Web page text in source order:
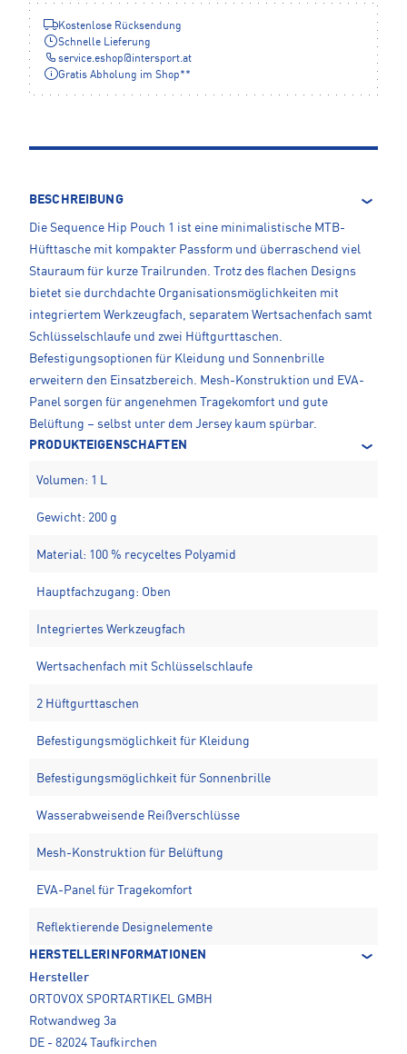
Kostenlose Rücksendung
Schnelle Lieferung
service.eshop@intersport.at
Gratis Abholung im Shop**
BESCHREIBUNG
Die Sequence Hip Pouch 1 ist eine minimalistische MTB-
Hüfttasche mit kompakter Passform und überraschend viel
Stauraum für kurze Trailrunden. Trotz des flachen Designs
bietet sie durchdachte Organisationsmöglichkeiten mit
integriertem Werkzeugfach, separatem Wertsachenfach samt
Schlüsselschlaufe und zwei Hüftgurttaschen.
Befestigungsoptionen für Kleidung und Sonnenbrille
erweitern den Einsatzbereich. Mesh-Konstruktion und EVA-
Panel sorgen für angenehmen Tragekomfort und gute
Belüftung – selbst unter dem Jersey kaum spürbar.
PRODUKTEIGENSCHAFTEN
Volumen: 1 L
Gewicht: 200 g
Material: 100 % recyceltes Polyamid
Hauptfachzugang: Oben
Integriertes Werkzeugfach
Wertsachenfach mit Schlüsselschlaufe
2 Hüftgurttaschen
Befestigungsmöglichkeit für Kleidung
Befestigungsmöglichkeit für Sonnenbrille
Wasserabweisende Reißverschlüsse
Mesh-Konstruktion für Belüftung
EVA-Panel für Tragekomfort
Reflektierende Designelemente
HERSTELLERINFORMATIONEN
Hersteller
ORTOVOX SPORTARTIKEL GMBH
Rotwandweg 3a
DE - 82024 Taufkirchen